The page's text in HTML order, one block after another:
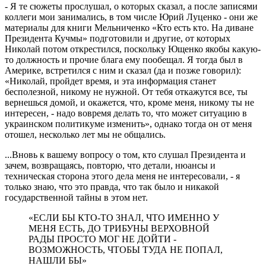
- Я те сюжеты прослушал, о которых сказал, а после записями
коллеги мои занимались, в том числе Юрий Луценко - они же
материалы для книги Мельниченко «Кто есть кто. На диване
Президента Куч­мы» подготовили и другие, от которых
Николай потом открестился, поскольку Ющенко якобы какую-
то должность и прочие блага ему пообещал. Я тогда был в
Америке, встретился с ним и сказал (да и позже говорил):
«Николай, пройдет время, и эта информация станет
бесполезной, никому не нужной. От тебя откажут­ся все, ты
ве­рнешься до­­мой, и окажется, что, кроме меня, никому ты не
интересен, - надо во­время делать то, что может ситуацию в
ук­ра­ин­с­ком политикуме изменить», однако тог­да он от меня
отошел, несколько лет мы не общались.
...Вновь к вашему вопросу о том, кто слушал Президента и
зачем, возвращаясь, повторю, что детали, нюансы и
техническая сторона этого дела меня не интересовали, - я
только знаю, что это правда, что так было и никакой
государственной тайны в этом нет.
«ЕСЛИ БЫ КТО-ТО ЗНАЛ, ЧТО ИМЕННО У
МЕНЯ ЕСТЬ, ДО ТРИБУНЫ ВЕРХОВНОЙ
РАДЫ ПРОСТО МОГ НЕ ДОЙТИ -
ВОЗМОЖНОСТЬ, ЧТОБЫ ТУДА НЕ ПОПАЛ,
НАШЛИ БЫ»